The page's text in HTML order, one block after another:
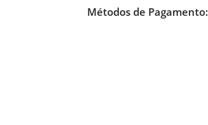
Métodos de Pagamento: